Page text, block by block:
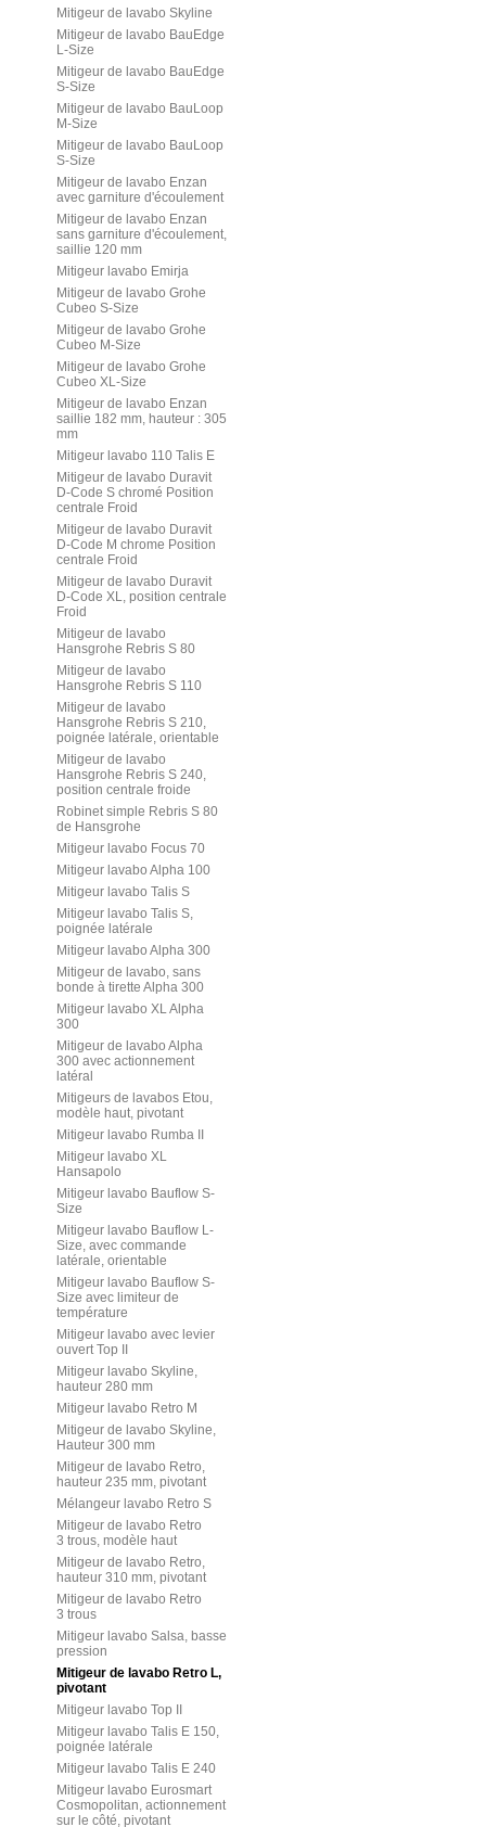
Mitigeur de lavabo Skyline
Mitigeur de lavabo BauEdge
L-Size
Mitigeur de lavabo BauEdge
S-Size
Mitigeur de lavabo BauLoop
M-Size
Mitigeur de lavabo BauLoop
S-Size
Mitigeur de lavabo Enzan
avec garniture d'écoulement
Mitigeur de lavabo Enzan
sans garniture d'écoulement,
saillie 120 mm
Mitigeur lavabo Emirja
Mitigeur de lavabo Grohe
Cubeo S-Size
Mitigeur de lavabo Grohe
Cubeo M-Size
Mitigeur de lavabo Grohe
Cubeo XL-Size
Mitigeur de lavabo Enzan
saillie 182 mm, hauteur : 305
mm
Mitigeur lavabo 110 Talis E
Mitigeur de lavabo Duravit
D-Code S chromé Position
centrale Froid
Mitigeur de lavabo Duravit
D-Code M chrome Position
centrale Froid
Mitigeur de lavabo Duravit
D-Code XL, position centrale
Froid
Mitigeur de lavabo
Hansgrohe Rebris S 80
Mitigeur de lavabo
Hansgrohe Rebris S 110
Mitigeur de lavabo
Hansgrohe Rebris S 210,
poignée latérale, orientable
Mitigeur de lavabo
Hansgrohe Rebris S 240,
position centrale froide
Robinet simple Rebris S 80
de Hansgrohe
Mitigeur lavabo Focus 70
Mitigeur lavabo Alpha 100
Mitigeur lavabo Talis S
Mitigeur lavabo Talis S,
poignée latérale
Mitigeur lavabo Alpha 300
Mitigeur de lavabo, sans
bonde à tirette Alpha 300
Mitigeur lavabo XL Alpha
300
Mitigeur de lavabo Alpha
300 avec actionnement
latéral
Mitigeurs de lavabos Etou,
modèle haut, pivotant
Mitigeur lavabo Rumba II
Mitigeur lavabo XL
Hansapolo
Mitigeur lavabo Bauflow S-
Size
Mitigeur lavabo Bauflow L-
Size, avec commande
latérale, orientable
Mitigeur lavabo Bauflow S-
Size avec limiteur de
température
Mitigeur lavabo avec levier
ouvert Top II
Mitigeur lavabo Skyline,
hauteur 280 mm
Mitigeur lavabo Retro M
Mitigeur de lavabo Skyline,
Hauteur 300 mm
Mitigeur de lavabo Retro,
hauteur 235 mm, pivotant
Mélangeur lavabo Retro S
Mitigeur de lavabo Retro
3 trous, modèle haut
Mitigeur de lavabo Retro,
hauteur 310 mm, pivotant
Mitigeur de lavabo Retro
3 trous
Mitigeur lavabo Salsa, basse
pression
Mitigeur de lavabo Retro L,
pivotant
Mitigeur lavabo Top II
Mitigeur lavabo Talis E 150,
poignée latérale
Mitigeur lavabo Talis E 240
Mitigeur lavabo Eurosmart
Cosmopolitan, actionnement
sur le côté, pivotant